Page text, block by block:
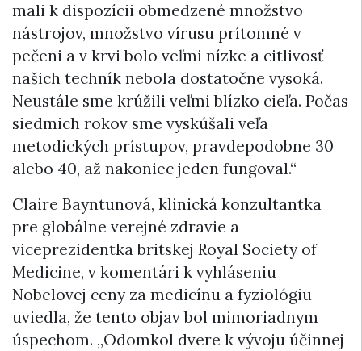
mali k dispozícii obmedzené množstvo
nástrojov, množstvo vírusu prítomné v
pečeni a v krvi bolo veľmi nízke a citlivosť
našich techník nebola dostatočne vysoká.
Neustále sme krúžili veľmi blízko cieľa. Počas
siedmich rokov sme vyskúšali veľa
metodických prístupov, pravdepodobne 30
alebo 40, až nakoniec jeden fungoval.“
Claire Bayntunová, klinická konzultantka
pre globálne verejné zdravie a
viceprezidentka britskej Royal Society of
Medicine, v komentári k vyhláseniu
Nobelovej ceny za medicínu a fyziológiu
uviedla, že tento objav bol mimoriadnym
úspechom. „Odomkol dvere k vývoju účinnej